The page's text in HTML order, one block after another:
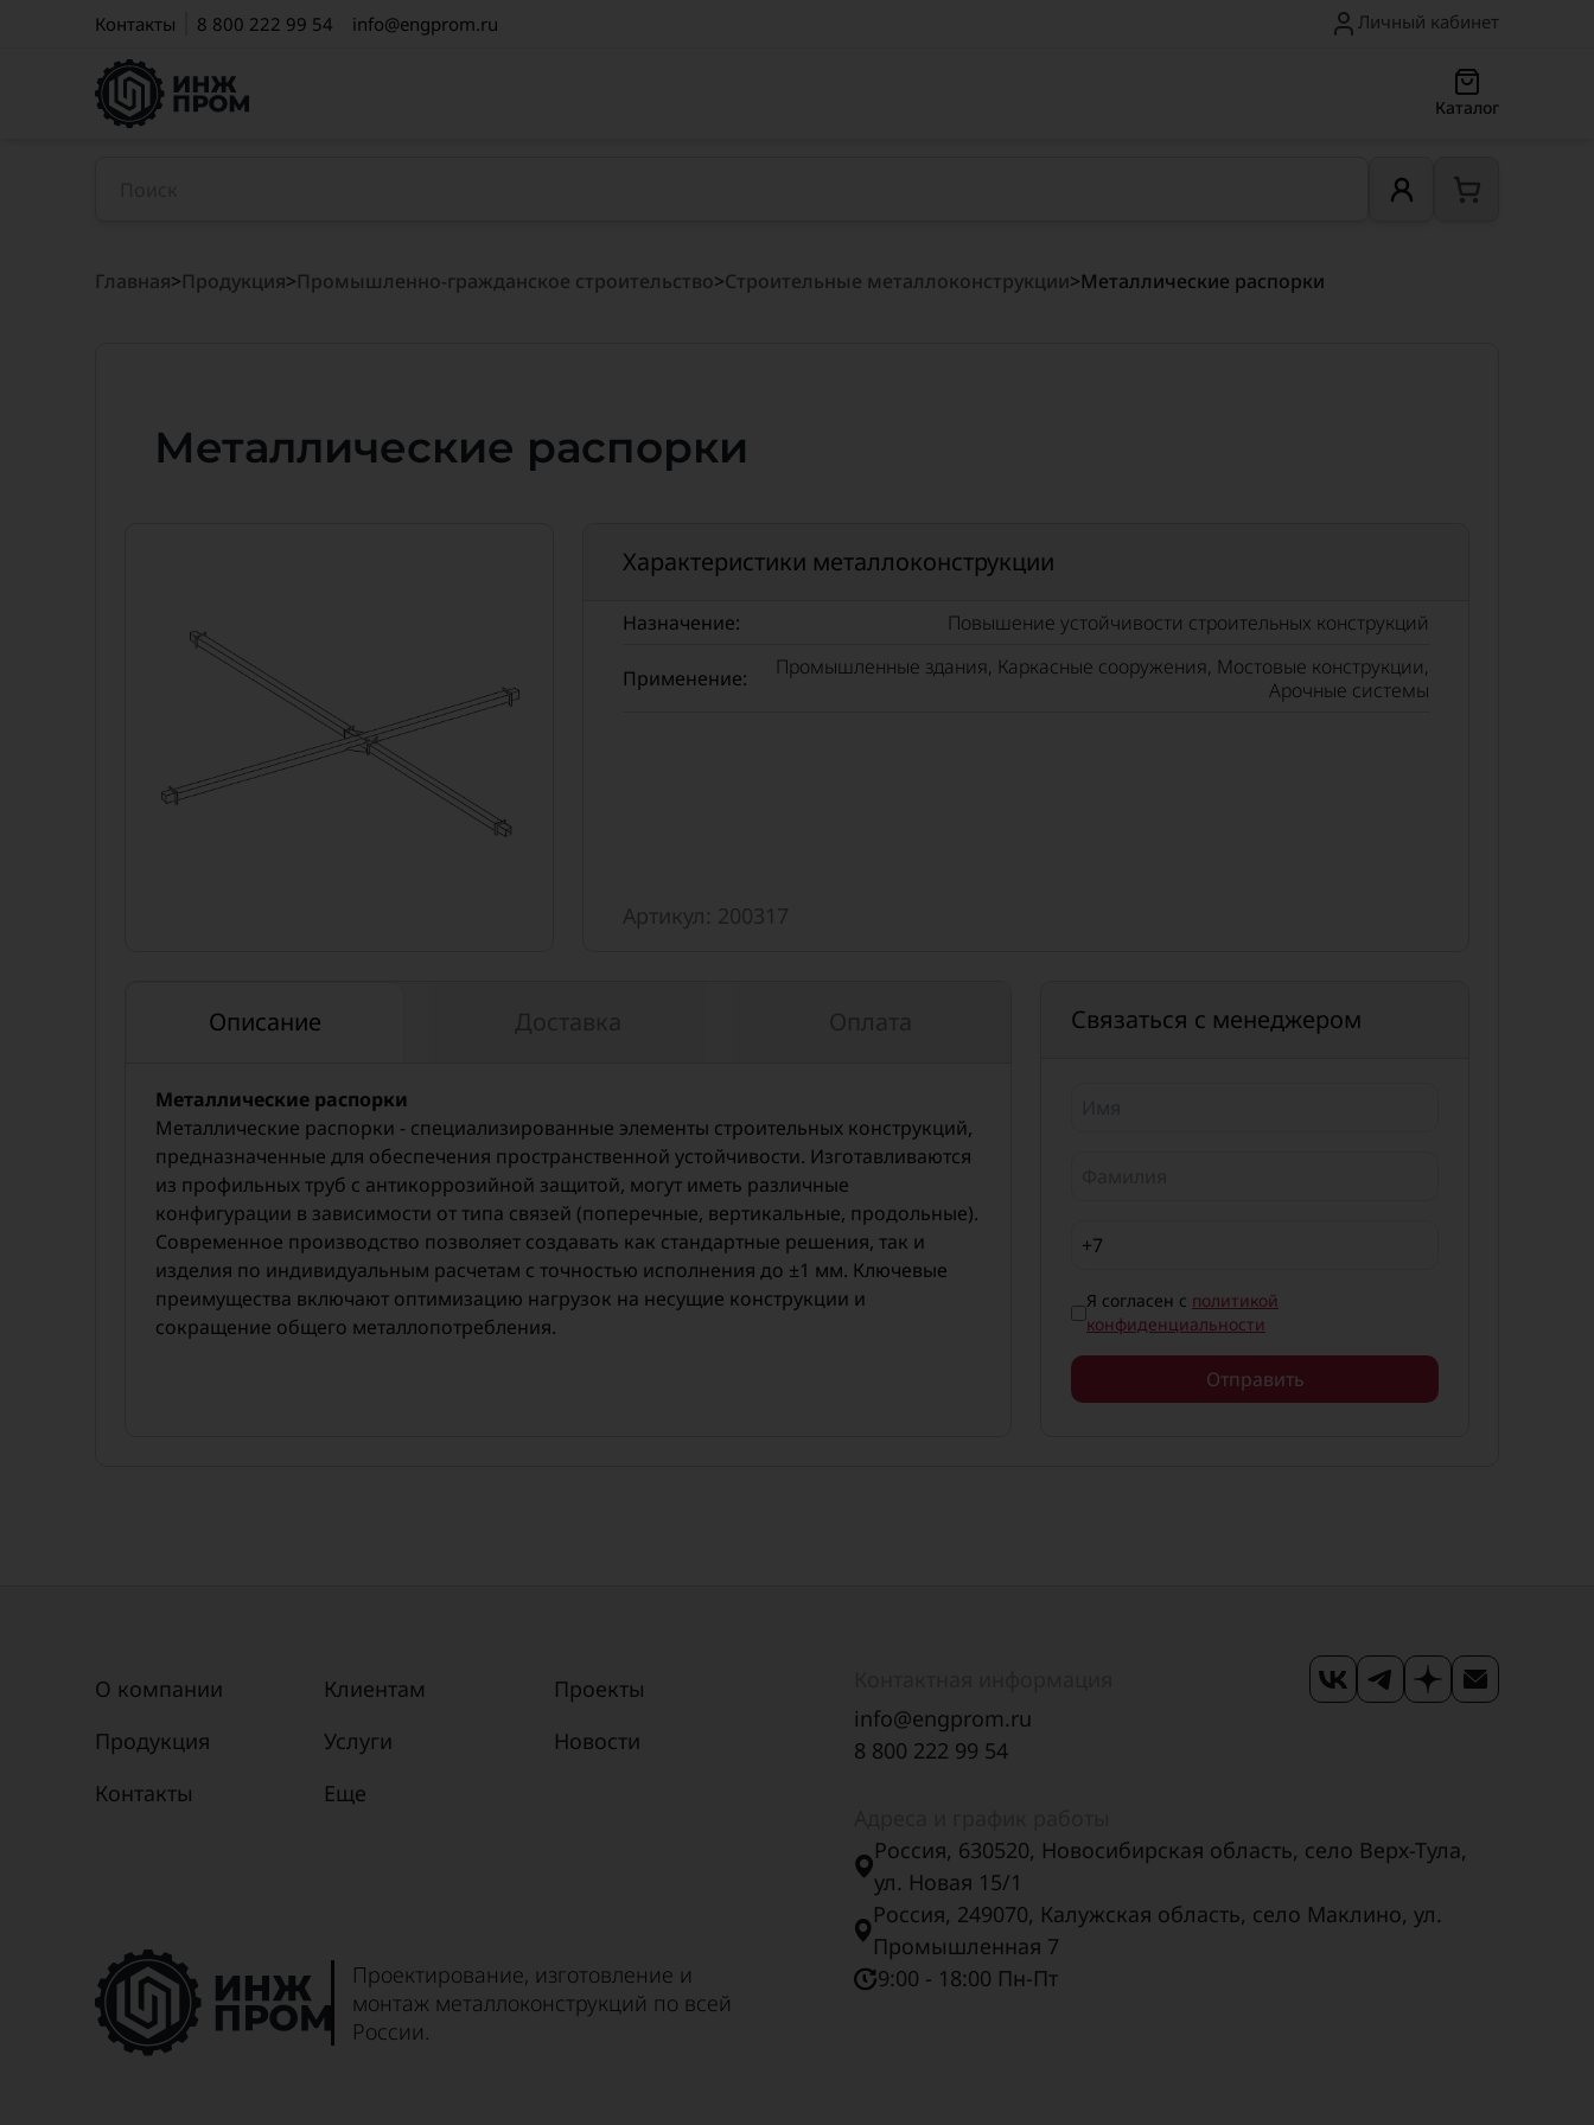
Контакты 8 800 222 99 54 info@engprom.ru Личный кабинет
Каталог
Главная>Продукция>Промышленно-гражданское строительство>Строительные металлоконструкции>Металлические распорки
Металлические распорки
Характеристики металлоконструкции
Назначение: Повышение устойчивости строительных конструкций
Применение:
Промышленные здания, Каркасные сооружения, Мостовые конструкции,
Арочные системы
Артикул: 200317
Описание
Металлические распорки
Металлические распорки - специализированные элементы строительных конструкций,
предназначенные для обеспечения пространственной устойчивости. Изготавливаются
из профильных труб с антикоррозийной защитой, могут иметь различные
конфигурации в зависимости от типа связей (поперечные, вертикальные, продольные).
Современное производство позволяет создавать как стандартные решения, так и
изделия по индивидуальным расчетам с точностью исполнения до ±1 мм. Ключевые
преимущества включают оптимизацию нагрузок на несущие конструкции и
сокращение общего металлопотребления.
Связаться с менеджером
Я согласен с политикой
конфиденциальности
Отправить
О компании Клиентам
Проекты
Продукция
Услуги
Новости
Контакты
Еще
Проектирование, изготовление и
монтаж металлоконструкций по всей
России.
info@engprom.ru
8 800 222 99 54
Россия, 630520, Новосибирская область, село Верх-Тула,
ул. Новая 15/1
Россия, 249070, Калужская область, село Маклино, ул.
Промышленная 7
9:00 - 18:00 Пн-Пт